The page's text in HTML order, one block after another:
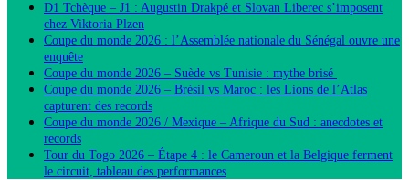
D1 Tchèque – J1 : Augustin Drakpé et Slovan Liberec s’imposent
chez Viktoria Plzen
Coupe du monde 2026 : l’Assemblée nationale du Sénégal ouvre une
enquête
Coupe du monde 2026 – Suède vs Tunisie : mythe brisé
Coupe du monde 2026 – Brésil vs Maroc : les Lions de l’Atlas
capturent des records
Coupe du monde 2026 / Mexique – Afrique du Sud : anecdotes et
records
Tour du Togo 2026 – Étape 4 : le Cameroun et la Belgique ferment
le circuit, tableau des performances